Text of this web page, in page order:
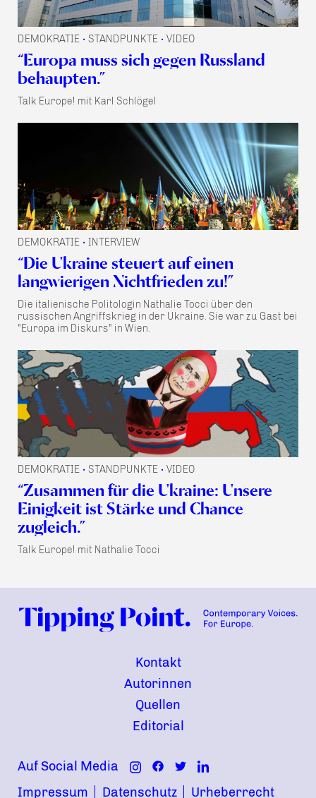
DEMOKRATIE • STANDPUNKTE • VIDEO
“Europa muss sich gegen Russland
behaupten.”
Talk Europe! mit Karl Schlögel
DEMOKRATIE • INTERVIEW
“Die Ukraine steuert auf einen
langwierigen Nichtfrieden zu!”
Die italienische Politologin Nathalie Tocci über den
russischen Angriffskrieg in der Ukraine. Sie war zu Gast bei
"Europa im Diskurs" in Wien.
DEMOKRATIE • STANDPUNKTE • VIDEO
“Zusammen für die Ukraine: Unsere
Einigkeit ist Stärke und Chance
zugleich.”
Talk Europe! mit Nathalie Tocci
Kontakt
Autorinnen
Quellen
Editorial
Auf Social Media
Impressum
Datenschutz Urheberrecht